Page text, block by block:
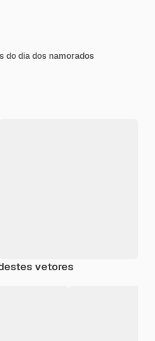
do dia dos namorados
vetores